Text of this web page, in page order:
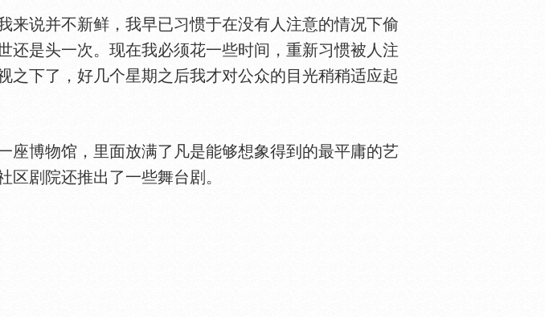
说并不新鲜，我早已习惯于在没有人注意的情况下偷
还是头一次。现在我必须花一些时间，重新习惯被人注
之下了，好几个星期之后我才对公众的目光稍稍适应起
博物馆，里面放满了凡是能够想象得到的最平庸的艺
剧院还推出了一些舞台剧。